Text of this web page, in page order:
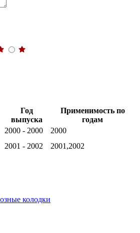
Год
выпуска
Применимость по
годам
2000 - 2000
2000
2001 - 2002 2001,2002
колодки